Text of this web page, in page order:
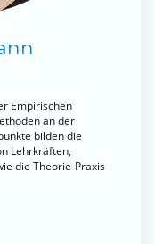
Empirischen
an der
bilden die
Lehrkräften,
die Theorie-Praxis-